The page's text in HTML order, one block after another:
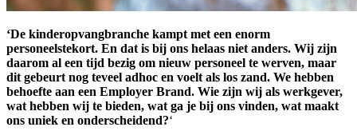
‘De kinderopvangbranche kampt met een enorm
personeelstekort. En dat is bij ons helaas niet anders. Wij zijn
daarom al een tijd bezig om nieuw personeel te werven, maar
dit gebeurt nog teveel adhoc en voelt als los zand. We hebben
behoefte aan een Employer Brand. Wie zijn wij als werkgever,
wat hebben wij te bieden, wat ga je bij ons vinden, wat maakt
ons uniek en onderscheidend?‘